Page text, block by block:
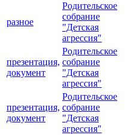
разное
Родительское
собрание
"Детская
агрессия"
презентация,
документ
Родительское
собрание
"Детская
агрессия"
презентация,
документ
Родительское
собрание
"Детская
агрессия"